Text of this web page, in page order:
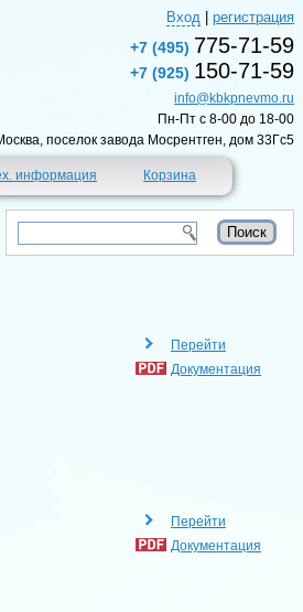
Вход регистрация
+7 (495) 775-71-59
+7 (925) 150-71-59
info@kbkpnevmo.ru
Пн-Пт c 8-00 до 18-00
поселок завода Мосрентген, дом 33Гс5
информация Корзина
Перейти
Документация
Перейти
Документация